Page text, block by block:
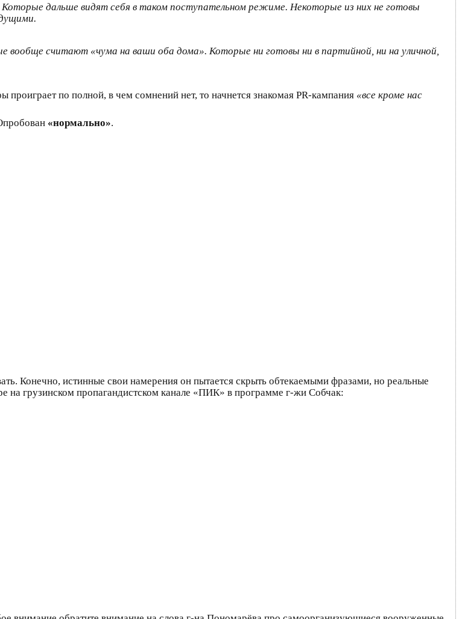
дальше видят себя в таком поступательном режиме. Некоторые из них не готовы
считают «чума на ваши оба дома». Которые ни готовы ни в партийной, ни на уличной,
по полной, в чем сомнений нет, то начнется знакомая PR-кампания «все кроме нас
«нормально».
Конечно, истинные свои намерения он пытается скрыть обтекаемыми фразами, но реальные
грузинском пропагандистском канале «ПИК» в программе г-жи Собчак: